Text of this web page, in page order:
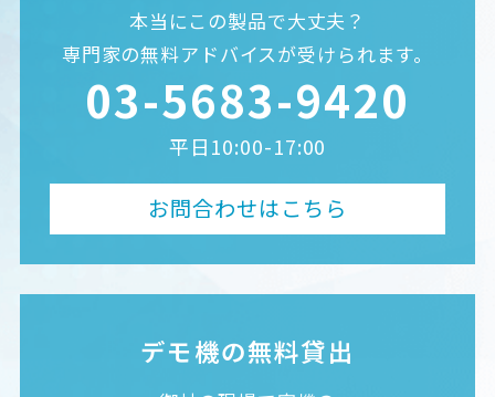
本当にこの製品で大丈夫？
専門家の無料アドバイスが受けられます。
03-5683-9420
平日10:00-17:00
お問合わせはこちら
デモ機の無料貸出